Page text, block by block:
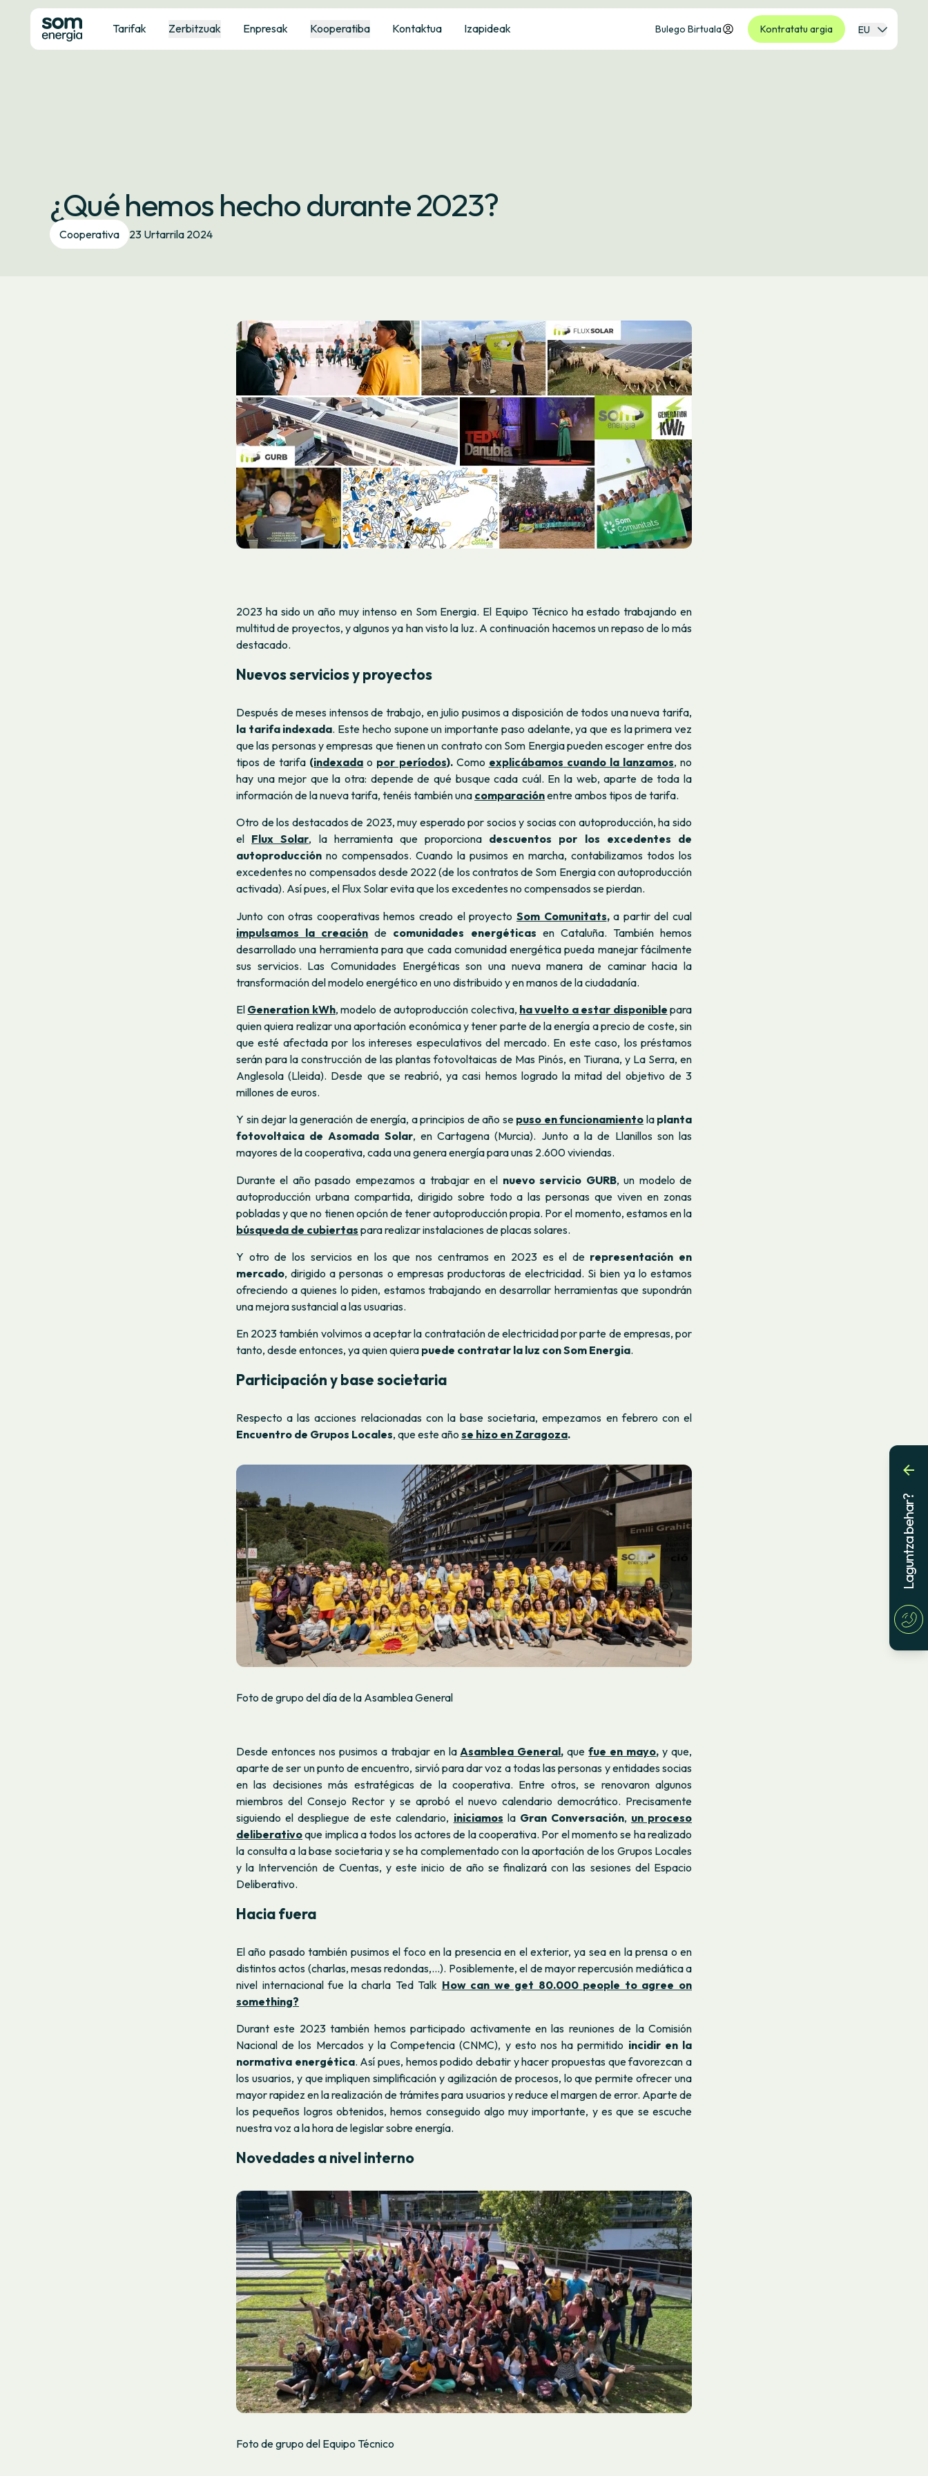
Tarifak Zerbitzuak Enpresak Kooperatiba Kontaktua Izapideak Bulego Birtuala Kontratatu argia EU
¿Qué hemos hecho durante 2023?
Cooperativa 23 Urtarrila 2024
2023 ha sido un año muy intenso en Som Energia. El Equipo Técnico ha estado trabajando en
multitud de proyectos, y algunos ya han visto la luz. A continuación hacemos un repaso de lo más
destacado.
Nuevos servicios y proyectos
Después de meses intensos de trabajo, en julio pusimos a disposición de todos una nueva tarifa,
la tarifa indexada. Este hecho supone un importante paso adelante, ya que es la primera vez
que las personas y empresas que tienen un contrato con Som Energia pueden escoger entre dos
tipos de tarifa (indexada o por períodos).Como explicábamos cuando la lanzamos, no
hay una mejor que la otra: depende de qué busque cada cuál. En la web, aparte de toda la
información de la nueva tarifa, tenéis también una comparaciónentre ambos tipos de tarifa.
Otro de los destacados de 2023, muy esperado por socios y socias con autoproducción, ha sido
el Flux Solar, la herramienta que proporciona descuentos por los excedentes de
autoproducción no compensados. Cuando la pusimos en marcha, contabilizamos todos los
excedentes no compensados ​​desde 2022 (de los contratos de Som Energia con autoproducción
activada). Así pues, el Flux Solar evita que los excedentes no compensados ​​se pierdan.
Junto con otras cooperativas hemos creado el proyecto Som Comunitats,a partir del cual
impulsamos la creación de comunidades energéticas en Cataluña. También hemos
desarrollado una herramienta para que cada comunidad energética pueda manejar fácilmente
sus servicios. Las Comunidades Energéticas son una nueva manera de caminar hacia la
transformación del modelo energético en uno distribuido y en manos de la ciudadanía.
El Generation kWh, modelo de autoproducción colectiva, ha vuelto a estar disponible para
quien quiera realizar una aportación económica y tener parte de la energía a precio de coste, sin
que esté afectada por los intereses especulativos del mercado. En este caso, los préstamos
serán para la construcción de las plantas fotovoltaicas de Mas Pinós, en Tiurana, y La Serra, en
Anglesola (Lleida). Desde que se reabrió, ya casi hemos logrado la mitad del objetivo de 3
millones de euros.
Y sin dejar la generación de energía, a principios de año se puso en funcionamiento la planta
fotovoltaica de Asomada Solar, en Cartagena (Murcia). Junto a la de Llanillos son las
mayores de la cooperativa, cada una genera energía para unas 2.600 viviendas.
Durante el año pasado empezamos a trabajar en el nuevo servicio GURB, un modelo de
autoproducción urbana compartida, dirigido sobre todo a las personas que viven en zonas
pobladas y que no tienen opción de tener autoproducción propia. Por el momento, estamos en la
búsqueda de cubiertas para realizar instalaciones de placas solares.
Y otro de los servicios en los que nos centramos en 2023 es el de representación en
mercado, dirigido a personas o empresas productoras de electricidad. Si bien ya lo estamos
ofreciendo a quienes lo piden, estamos trabajando en desarrollar herramientas que supondrán
una mejora sustancial a las usuarias.
En 2023 también volvimos a aceptar la contratación de electricidad por parte de empresas, por
tanto, desde entonces, ya quien quiera puede contratar la luz con Som Energia.
Participación y base societaria
Respecto a las acciones relacionadas con la base societaria, empezamos en febrero con el
Encuentro de Grupos Locales, que este año se hizo en Zaragoza.
Foto de grupo del día de la Asamblea General
Desde entonces nos pusimos a trabajar en laAsamblea General, quefue en mayo, y que,
aparte de ser un punto de encuentro, sirvió para dar voz a todas las personas y entidades socias
en las decisiones más estratégicas de la cooperativa. Entre otros, se renovaron algunos
miembros del Consejo Rector y se aprobó el nuevo calendario democrático. Precisamente
siguiendo el despliegue de este calendario, iniciamos la Gran Conversación, un proceso
deliberativoque implica a todos los actores de la cooperativa. Por el momento se ha realizado
la consulta a la base societaria y se ha complementado con la aportación de los Grupos Locales
y la Intervención de Cuentas, y este inicio de año se finalizará con las sesiones del Espacio
Deliberativo.
Hacia fuera
El año pasado también pusimos el foco en la presencia en el exterior, ya sea en la prensa o en
distintos actos (charlas, mesas redondas,...). Posiblemente, el de mayor repercusión mediática a
nivel internacional fue la charla Ted Talk How can we get 80.000 people to agree on
something?
Durant este 2023 también hemos participado activamente en las reuniones de la Comisión
Nacional de los Mercados y la Competencia (CNMC), y esto nos ha permitido incidir en la
normativa energética. Así pues, hemos podido debatir y hacer propuestas que favorezcan a
los usuarios, y que impliquen simplificación y agilización de procesos, lo que permite ofrecer una
mayor rapidez en la realización de trámites para usuarios y reduce el margen de error. Aparte de
los pequeños logros obtenidos, hemos conseguido algo muy importante, y es que se escuche
nuestra voz a la hora de legislar sobre energía.
Novedades a nivel interno
Foto de grupo del Equipo Técnico
Laguntza behar?